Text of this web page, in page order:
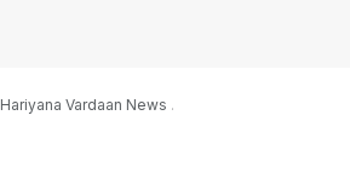
Hariyana Vardaan News .